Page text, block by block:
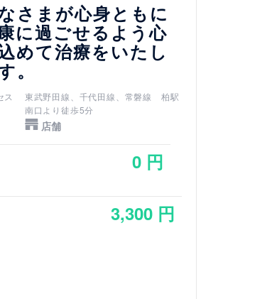
さまが心身ともに
に過ごせるよう心
めて治療をいたし
。
ス
東武野田線、千代田線、常磐線 柏駅
南口より徒歩5分
店舗
0 円
3,300 円